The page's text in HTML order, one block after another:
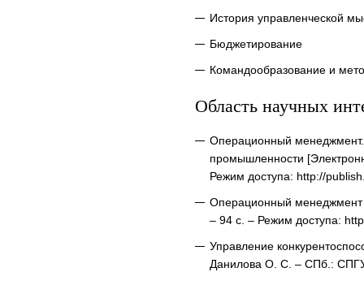
История управленческой
Бюджетирование
Командообразование и
Область научных
Операционный менеджмент.
промышленности
Режим доступа: http://
Операционный
– 94 c. – Режим доступа:
Управление
Данилова О. С. – СПб.: